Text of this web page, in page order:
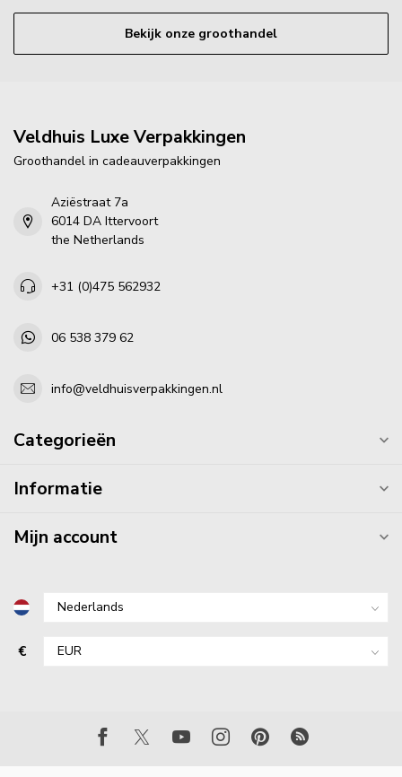
Bekijk onze groothandel
Veldhuis Luxe Verpakkingen
Groothandel in cadeauverpakkingen
Aziëstraat 7a
6014 DA Ittervoort
the Netherlands
+31 (0)475 562932
06 538 379 62
info@veldhuisverpakkingen.nl
Categorieën
Informatie
Mijn account
€